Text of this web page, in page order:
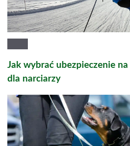
Jak wybrać ubezpieczenie
dla narciarzy